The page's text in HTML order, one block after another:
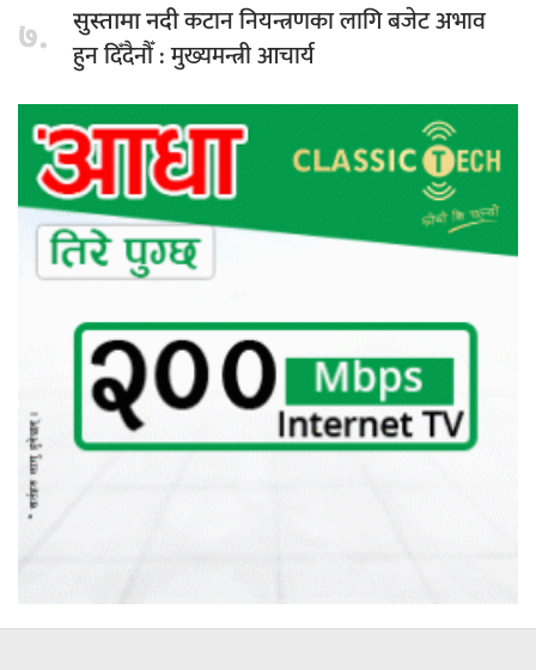
७. सुस्तामा नदीकटान नियन्त्रणका लागि बजेट अभाव
हुन दिँदैनौँ : मुख्यमन्त्री आचार्य